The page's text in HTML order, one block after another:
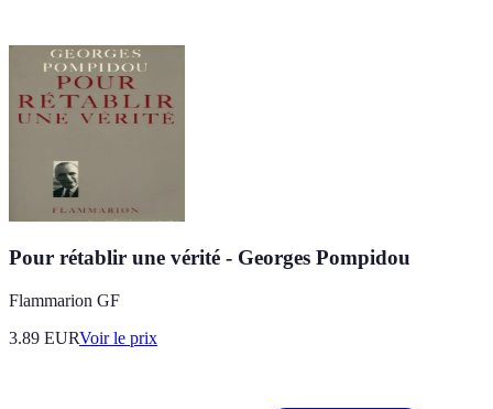
Pour rétablir une vérité - Georges Pompidou
Flammarion GF
3.89 EURVoir le prix